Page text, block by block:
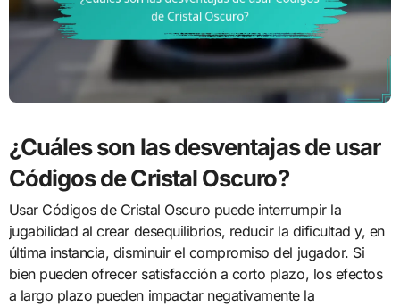
¿Cuáles son las desventajas de usar
Códigos de Cristal Oscuro?
Usar Códigos de Cristal Oscuro puede interrumpir la
jugabilidad al crear desequilibrios, reducir la dificultad y, en
última instancia, disminuir el compromiso del jugador. Si
bien pueden ofrecer satisfacción a corto plazo, los efectos
a largo plazo pueden impactar negativamente la